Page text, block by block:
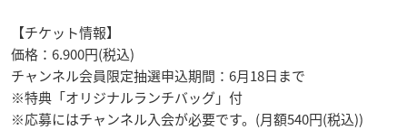
【チケット情報】
価格：6.900円(税込)
チャンネル会員限定抽選申込期間：6月18日まで
※特典「オリジナルランチバッグ」付
※応募にはチャンネル入会が必要です。(月額540円(税込))